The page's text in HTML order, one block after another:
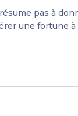
pas à
une fortune à